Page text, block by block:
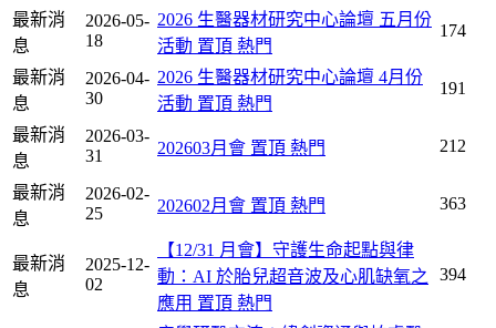
最新消
息
2026-05-
18
2026 生醫器材研究中心論壇 五月份
活動 置頂 熱門
174
最新消
息
2026-04-
30
2026 生醫器材研究中心論壇 4月份
活動 置頂 熱門
191
最新消
息
2026-03-
31
202603月會 置頂 熱門 212
最新消
息
2026-02-
25
202602月會 置頂 熱門 363
最新消
息
2025-12-
02
【12/31 月會】守護生命起點與律
動：AI 於胎兒超音波及心肌缺氧之
應用 置頂 熱門
394